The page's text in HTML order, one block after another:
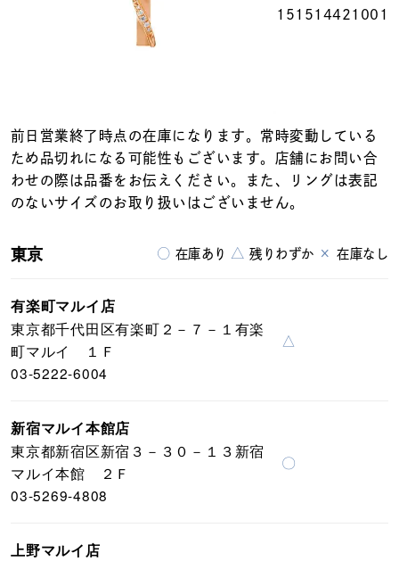
151514421001
前日営業終了時点の在庫になります。常時変動している
ため品切れになる可能性もございます。店舗にお問い合
わせの際は品番をお伝えください。また、リングは表記
のないサイズのお取り扱いはございません。
○ 在庫あり △ 残りわずか × 在庫なし
東京
有楽町マルイ店
東京都千代田区有楽町２－７－１有楽
町マルイ １Ｆ
03-5222-6004
△
新宿マルイ本館店
東京都新宿区新宿３－３０－１３新宿
マルイ本館 ２Ｆ
03-5269-4808
〇
上野マルイ店